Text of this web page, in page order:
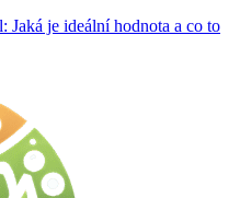
Jaká je ideální hodnota a co to